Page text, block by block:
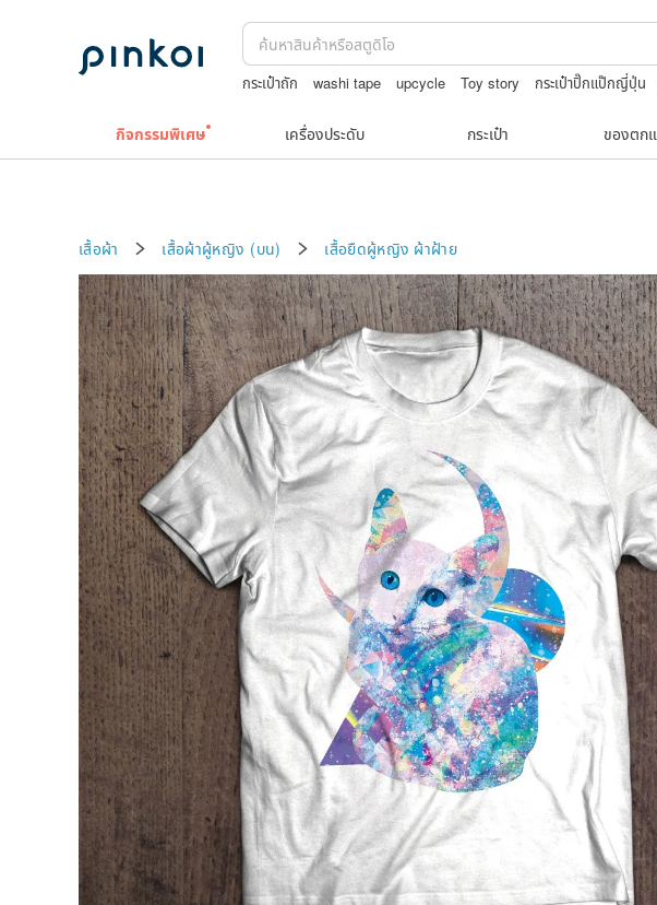
กระเป๋าถัก washi tape upcycle Toy story กระเป๋าปิ๊กแป๊กญี่ปุ่น
กิจกรรมพิเศษ เครื่องประดับ กระเป๋า ของตก
เสื้อผ้า เสื้อผ้าผู้หญิง (บน) เสื้อยืดผู้หญิง ผ้าฝ้าย